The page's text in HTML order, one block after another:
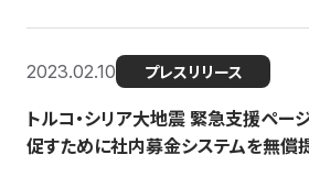
2023.02.10 プレスリリース
トルコ・シリア大地震 緊急支援ペー
促すために社内募金システムを無償